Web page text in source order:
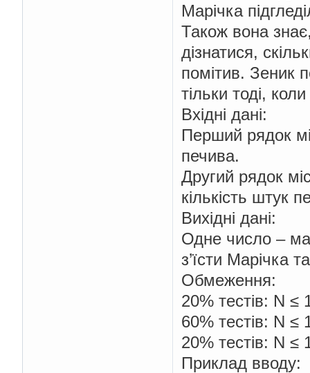
Марічка
Також вона
дізнатися,
помітив. Зеник
тільки тоді,
Вхідні дані:
Перший рядок
печива.
Другий рядок
кількість штук
Вихідні дані:
Одне число –
з’їсти Марічка
Обмеження:
20% тестів: N
60% тестів: N
20% тестів: N
Приклад вводу: